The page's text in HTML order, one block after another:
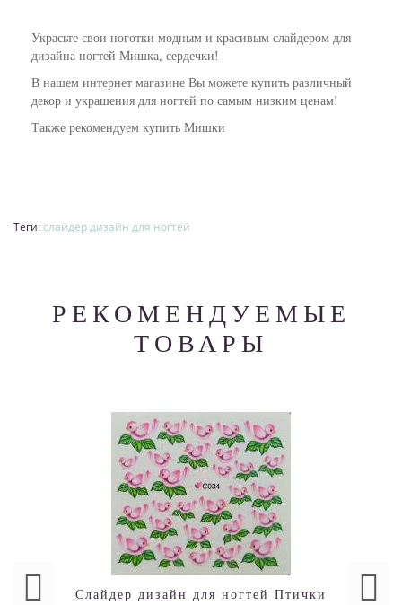
Украсьте свои ноготки модным и красивым слайдером для
дизайна ногтей Мишка, сердечки!
В нашем интернет магазине Вы можете купить различный
декор и украшения для ногтей по самым низким ценам!
Также рекомендуем купить Мишки
Теги: слайдер дизайн для ногтей
РЕКОМЕНДУЕМЫЕ
ТОВАРЫ
Слайдер дизайн для ногтей Птички